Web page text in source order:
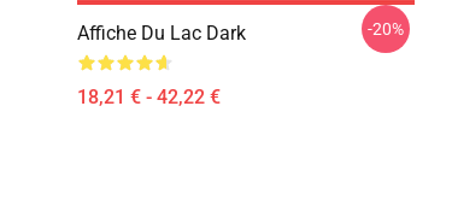
Affiche Du Lac Dark
18,21 € - 42,22 €
-20%